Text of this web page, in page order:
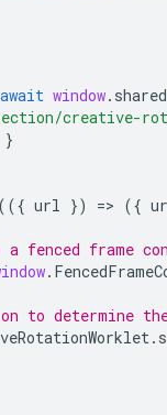
await window.
creative-
}
(({ url }) => ({
fenced frame
.
to determine
.